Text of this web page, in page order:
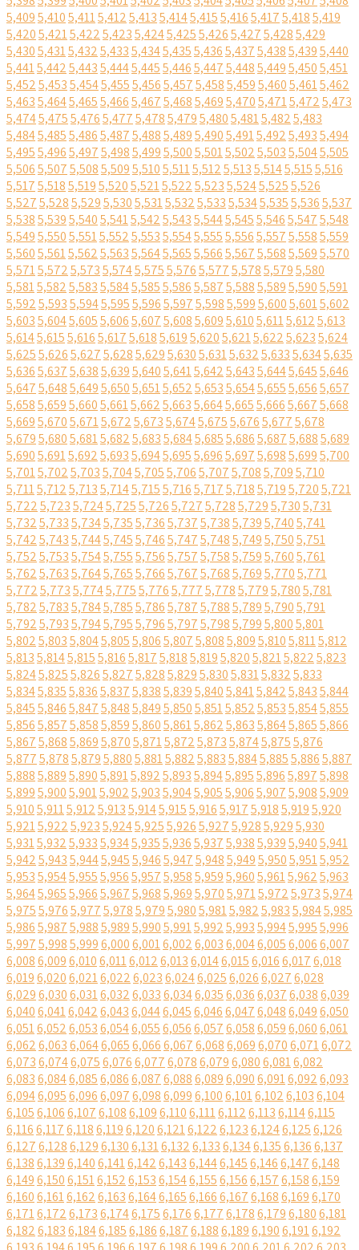
5,4095,4105,4115,4125,4135,4145,4155,4165,4175,4185,419
5,4205,4215,4225,4235,4245,4255,4265,4275,4285,429
5,4305,4315,4325,4335,4345,4355,4365,4375,4385,4395,440
5,4415,4425,4435,4445,4455,4465,4475,4485,4495,4505,451
5,4525,4535,4545,4555,4565,4575,4585,4595,4605,4615,462
5,4635,4645,4655,4665,4675,4685,4695,4705,4715,4725,473
5,4745,4755,4765,4775,4785,4795,4805,4815,4825,483
5,4845,4855,4865,4875,4885,4895,4905,4915,4925,4935,494
5,4955,4965,4975,4985,4995,5005,5015,5025,5035,5045,505
5,5065,5075,5085,5095,5105,5115,5125,5135,5145,5155,516
5,5175,5185,5195,5205,5215,5225,5235,5245,5255,526
5,5275,5285,5295,5305,5315,5325,5335,5345,5355,5365,537
5,5385,5395,5405,5415,5425,5435,5445,5455,5465,5475,548
5,5495,5505,5515,5525,5535,5545,5555,5565,5575,5585,559
5,5605,5615,5625,5635,5645,5655,5665,5675,5685,5695,570
5,5715,5725,5735,5745,5755,5765,5775,5785,5795,580
5,5815,5825,5835,5845,5855,5865,5875,5885,5895,5905,591
5,5925,5935,5945,5955,5965,5975,5985,5995,6005,6015,602
5,6035,6045,6055,6065,6075,6085,6095,6105,6115,6125,613
5,6145,6155,6165,6175,6185,6195,6205,6215,6225,6235,624
5,6255,6265,6275,6285,6295,6305,6315,6325,6335,6345,635
5,6365,6375,6385,6395,6405,6415,6425,6435,6445,6455,646
5,6475,6485,6495,6505,6515,6525,6535,6545,6555,6565,657
5,6585,6595,6605,6615,6625,6635,6645,6655,6665,6675,668
5,6695,6705,6715,6725,6735,6745,6755,6765,6775,678
5,6795,6805,6815,6825,6835,6845,6855,6865,6875,6885,689
5,6905,6915,6925,6935,6945,6955,6965,6975,6985,6995,700
5,7015,7025,7035,7045,7055,7065,7075,7085,7095,710
5,7115,7125,7135,7145,7155,7165,7175,7185,7195,7205,721
5,7225,7235,7245,7255,7265,7275,7285,7295,7305,731
5,7325,7335,7345,7355,7365,7375,7385,7395,7405,741
5,7425,7435,7445,7455,7465,7475,7485,7495,7505,751
5,7525,7535,7545,7555,7565,7575,7585,7595,7605,761
5,7625,7635,7645,7655,7665,7675,7685,7695,7705,771
5,7725,7735,7745,7755,7765,7775,7785,7795,7805,781
5,7825,7835,7845,7855,7865,7875,7885,7895,7905,791
5,7925,7935,7945,7955,7965,7975,7985,7995,8005,801
5,8025,8035,8045,8055,8065,8075,8085,8095,8105,8115,812
5,8135,8145,8155,8165,8175,8185,8195,8205,8215,8225,823
5,8245,8255,8265,8275,8285,8295,8305,8315,8325,833
5,8345,8355,8365,8375,8385,8395,8405,8415,8425,8435,844
5,8455,8465,8475,8485,8495,8505,8515,8525,8535,8545,855
5,8565,8575,8585,8595,8605,8615,8625,8635,8645,8655,866
5,8675,8685,8695,8705,8715,8725,8735,8745,8755,876
5,8775,8785,8795,8805,8815,8825,8835,8845,8855,8865,887
5,8885,8895,8905,8915,8925,8935,8945,8955,8965,8975,898
5,8995,9005,9015,9025,9035,9045,9055,9065,9075,9085,909
5,9105,9115,9125,9135,9145,9155,9165,9175,9185,9195,920
5,9215,9225,9235,9245,9255,9265,9275,9285,9295,930
5,9315,9325,9335,9345,9355,9365,9375,9385,9395,9405,941
5,9425,9435,9445,9455,9465,9475,9485,9495,9505,9515,952
5,9535,9545,9555,9565,9575,9585,9595,9605,9615,9625,963
5,9645,9655,9665,9675,9685,9695,9705,9715,9725,9735,974
5,9755,9765,9775,9785,9795,9805,9815,9825,9835,9845,985
5,9865,9875,9885,9895,9905,9915,9925,9935,9945,9955,996
5,9975,9985,9996,0006,0016,0026,0036,0046,0056,0066,007
6,0086,0096,0106,0116,0126,0136,0146,0156,0166,0176,018
6,0196,0206,0216,0226,0236,0246,0256,0266,0276,028
6,0296,0306,0316,0326,0336,0346,0356,0366,0376,0386,039
6,0406,0416,0426,0436,0446,0456,0466,0476,0486,0496,050
6,0516,0526,0536,0546,0556,0566,0576,0586,0596,0606,061
6,0626,0636,0646,0656,0666,0676,0686,0696,0706,0716,072
6,0736,0746,0756,0766,0776,0786,0796,0806,0816,082
6,0836,0846,0856,0866,0876,0886,0896,0906,0916,0926,093
6,0946,0956,0966,0976,0986,0996,1006,1016,1026,1036,104
6,1056,1066,1076,1086,1096,1106,1116,1126,1136,1146,115
6,1166,1176,1186,1196,1206,1216,1226,1236,1246,1256,126
6,1276,1286,1296,1306,1316,1326,1336,1346,1356,1366,137
6,1386,1396,1406,1416,1426,1436,1446,1456,1466,1476,148
6,1496,1506,1516,1526,1536,1546,1556,1566,1576,1586,159
6,1606,1616,1626,1636,1646,1656,1666,1676,1686,1696,170
6,1716,1726,1736,1746,1756,1766,1776,1786,1796,1806,181
6,1826,1836,1846,1856,1866,1876,1886,1896,1906,1916,192